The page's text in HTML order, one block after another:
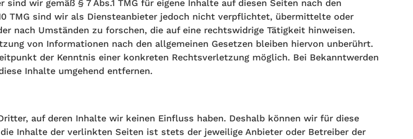
wir gemäß § 7 Abs.1 TMG für eigene Inhalte auf diesen Seiten nach den
TMG sind wir als Diensteanbieter jedoch nicht verpflichtet, übermittelte oder
nach Umständen zu forschen, die auf eine rechtswidrige Tätigkeit hinweisen.
von Informationen nach den allgemeinen Gesetzen bleiben hiervon unberührt.
der Kenntnis einer konkreten Rechtsverletzung möglich. Bei Bekanntwerden
Inhalte umgehend entfernen.
auf deren Inhalte wir keinen Einfluss haben. Deshalb können wir für diese
Inhalte der verlinkten Seiten ist stets der jeweilige Anbieter oder Betreiber der